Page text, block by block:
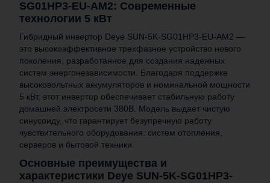
SG01HP3-EU-AM2: Современные
технологии 5 кВт
Гибридный инвертор Deye SUN-5K-SG01HP3-EU-AM2 —
это высокоэффективное трехфазное устройство нового
поколения, разработанное для создания надежных
систем энергонезависимости. Благодаря поддержке
высоковольтных аккумуляторов и номинальной мощности
5 кВт, этот инвертор обеспечивает стабильную работу
домашней электросети 380В. Модель выдает чистую
синусоиду, что гарантирует безупречную работу
чувствительного оборудования: систем отопления,
серверов и бытовой техники.
Основные преимущества и
характеристики Deye SUN-5K-SG01HP3-